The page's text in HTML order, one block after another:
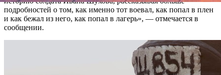
подробностей о том, как именно тот воевал, как попал в плен
и как бежал из него, как попал в лагерь», — отмечается в
сообщении.